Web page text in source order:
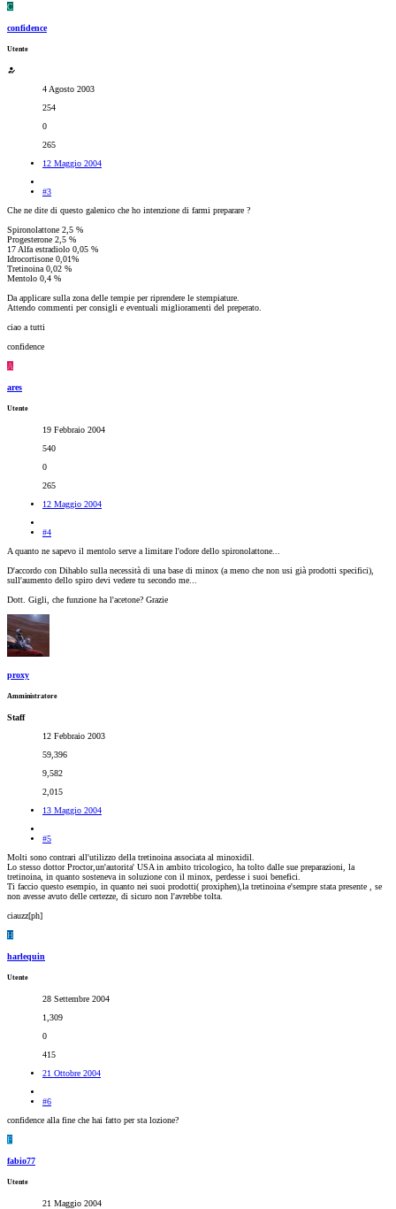
C
confidence
Utente
4 Agosto 2003
254
0
265
12 Maggio 2004
#3
Che ne dite di questo galenico che ho intenzione di farmi preparare ?
Spironolattone 2,5 %
Progesterone 2,5 %
17 Alfa estradiolo 0,05 %
Idrocortisone 0,01%
Tretinoina 0,02 %
Mentolo 0,4 %
Da applicare sulla zona delle tempie per riprendere le stempiature.
Attendo commenti per consigli e eventuali miglioramenti del preperato.
ciao a tutti
confidence
A
ares
Utente
19 Febbraio 2004
540
0
265
12 Maggio 2004
#4
A quanto ne sapevo il mentolo serve a limitare l'odore dello spironolattone...
D'accordo con Dihablo sulla necessità di una base di minox (a meno che non usi già prodotti specifici),
sull'aumento dello spiro devi vedere tu secondo me...
Dott. Gigli, che funzione ha l'acetone? Grazie
proxy
Amministratore
Staff
12 Febbraio 2003
59,396
9,582
2,015
13 Maggio 2004
#5
Molti sono contrari all'utilizzo della tretinoina associata al minoxidil.
Lo stesso dottor Proctor,un'autorita' USA in ambito tricologico, ha tolto dalle sue preparazioni, la
tretinoina, in quanto sosteneva in soluzione con il minox, perdesse i suoi benefici.
Ti faccio questo esempio, in quanto nei suoi prodotti( proxiphen),la tretinoina e'sempre stata presente , se
non avesse avuto delle certezze, di sicuro non l'avrebbe tolta.
ciauzz[ph]
H
harlequin
Utente
28 Settembre 2004
1,309
0
415
21 Ottobre 2004
#6
confidence alla fine che hai fatto per sta lozione?
F
fabio77
Utente
21 Maggio 2004